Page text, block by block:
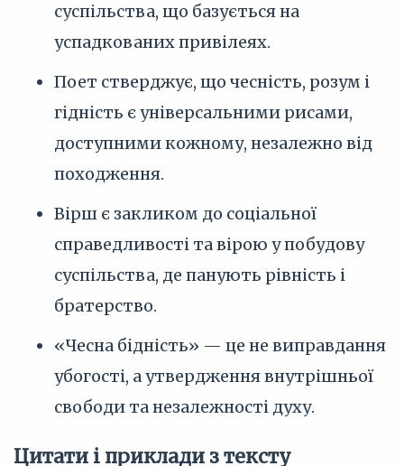
суспільства, що базується на
успадкованих привілеях.
Поет стверджує, що чесність, розум і
гідність є універсальними рисами,
доступними кожному, незалежно від
походження.
Вірш є закликом до соціальної
справедливості та вірою у побудову
суспільства, де панують рівність і
братерство.
«Чесна бідність» — це не виправдання
убогості, а утвердження внутрішньої
свободи та незалежності духу.
Цитати і приклади з тексту